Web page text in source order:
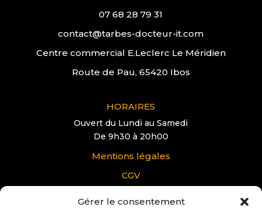
Gérer le consentement
07 68 28 79 31
contact@tarbes-docteur-it.com
Centre commercial E.Leclerc Le Méridien
Route de Pau, 65420 Ibos
HORAIRES
Ouvert du Lundi au Samedi
De 9h30 à 20h00
Mentions légales
CGV